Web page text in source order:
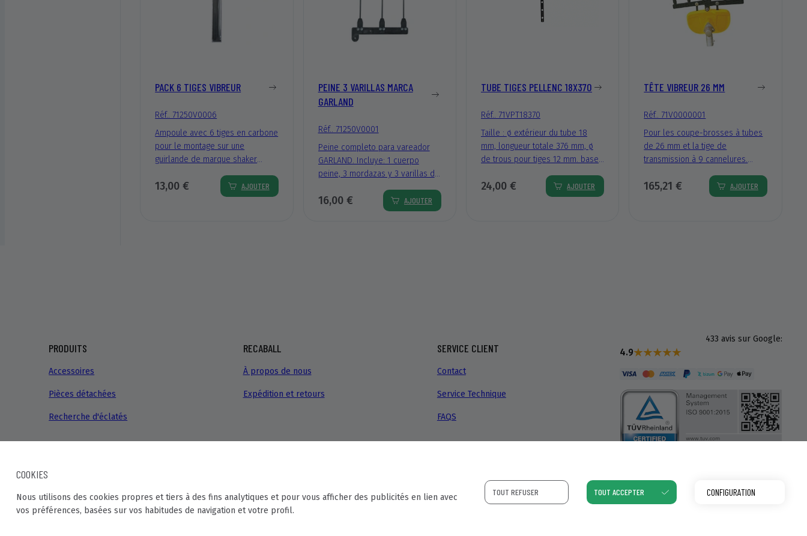
PACK 6 TIGES VIBREUR
Réf.. 71250V0006
Ampoule avec 6 tiges en carbone
pour le montage sur une
guirlande de marque shaker
ø et 34 cm de longueur.
13,00 € AJOUTER
PEINE 3 VARILLAS MARCA
GARLAND
Réf.. 71250V0001
Peine completo para vareador
GARLAND. Incluye: 1 cuerpo
peine, 3 mordazas y 3 varillas de
16,00 € AJOUTER
TUBE TIGES PELLENC 18X370
Réf.. 71VPT18370
Taille : ø extérieur du tube 18
mm, longueur totale 376 mm, ø
de trous pour tiges 12 mm. base
tube Pellenc.
24,00 € AJOUTER
TÊTE VIBREUR 26 MM
Réf.. 71V0000001
Pour les coupe-brosses à tubes
de 26 mm et la tige de
transmission à 9 cannelures.
découpeuses jusqu’à 26 cm³
comprend : 6 tiges en carbone.
165,21 € AJOUTER
PRODUITS
Accessoires
Pièces détachées
Recherche d'éclatés
RECABALL
À propos de nous
Expédition et retours
SERVICE CLIENT
Contact
Service Technique
FAQS
433 avis sur Google:
4.9
© Recaball 2022 Calle Fragua, 20. Pol. Ind Los Rosales. 28932 - Móstoles (Madrid)
Politique de CookiesPolitique de Confidentialité
COOKIES
Nous utilisons des cookies propres et tiers à des fins analytiques et pour vous afficher des publicités en lien avec
vos préférences, basées sur vos habitudes de navigation et votre profil.
TOUT REFUSER TOUT ACCEPTER CONFIGURATION